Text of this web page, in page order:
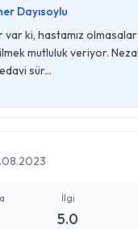
naif yaklaşımıyla;
takip ediliyor.
bilgisi ve güler yüzüyle
gülümsemeniz için her
Dayısoylu
var ki, hastamız
mutluluk veriyor.
sür...
İlgi
5.0